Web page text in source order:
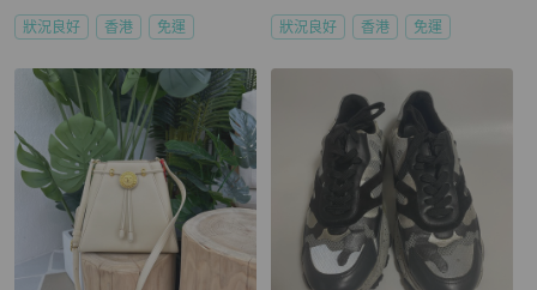
狀況良好 香港 免運 狀況良好 香港 免運